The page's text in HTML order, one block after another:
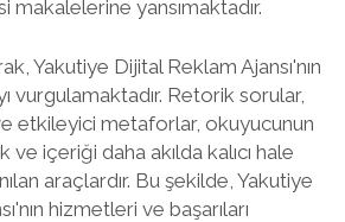
makalelerine yansımaktadır.
Yakutiye Dijital Reklam Ajansı'nın
vurgulamaktadır. Retorik sorular,
etkileyici metaforlar, okuyucunun
ve içeriği daha akılda kalıcı hale
araçlardır. Bu şekilde, Yakutiye
hizmetleri ve başarıları